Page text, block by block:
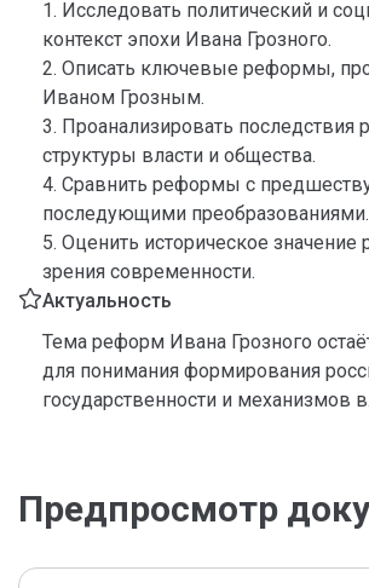
1. Исследовать политический и
контекст эпохи Ивана Грозного.
2. Описать ключевые реформы,
Иваном Грозным.
3. Проанализировать последствия
структуры власти и общества.
4. Сравнить реформы с
последующими преобразованиями.
5. Оценить историческое значение
зрения современности.
Актуальность
Тема реформ Ивана Грозного
для понимания формирования
государственности и механизмов
Предпросмотр